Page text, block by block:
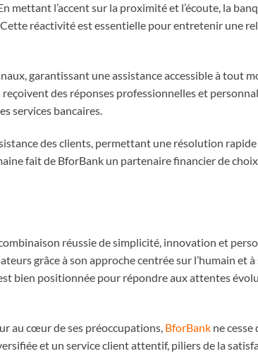
mettant l’accent sur la proximité et l’écoute, la
réactivité est essentielle pour entretenir une
garantissant une assistance accessible à tout
des réponses professionnelles et
services bancaires.
des clients, permettant une résolution
fait de BforBank un partenaire financier de
réussie de simplicité, innovation et
grâce à son approche centrée sur l’humain et à
bien positionnée pour répondre aux attentes
au cœur de ses préoccupations, BforBank ne cesse
et un service client attentif, piliers de la